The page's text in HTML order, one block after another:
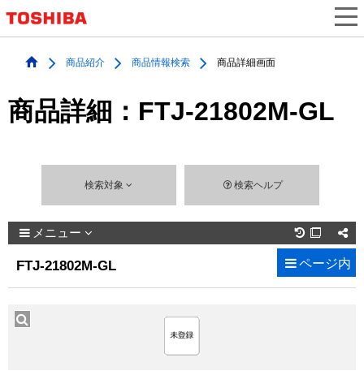
商品紹介 商品情報検索 商品詳細画面
商品詳細：FTJ-21802M-GL
検索対象 検索ヘルプ
メニュー 
FTJ-21802M-GL ページ内